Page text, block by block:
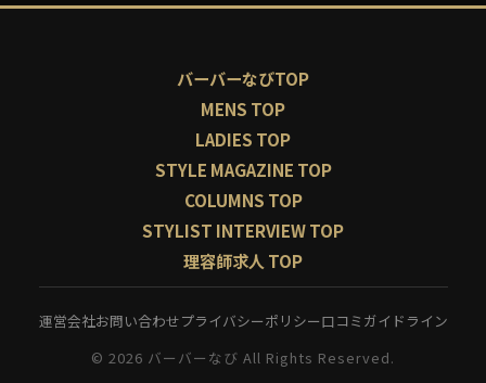
バーバーなびTOP
MENS TOP
LADIES TOP
STYLE MAGAZINE TOP
COLUMNS TOP
STYLIST INTERVIEW TOP
理容師求人 TOP
運営会社お問い合わせプライバシーポリシー口コミガイドライン
© 2026 バーバーなび All Rights Reserved.